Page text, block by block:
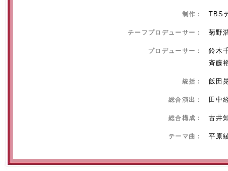
制作： TBS
チーフプロデューサー： 菊野
プロデューサー：
鈴木
斉藤
統括： 飯田
総合演出： 田中
総合構成： 古井
テーマ曲： 平原